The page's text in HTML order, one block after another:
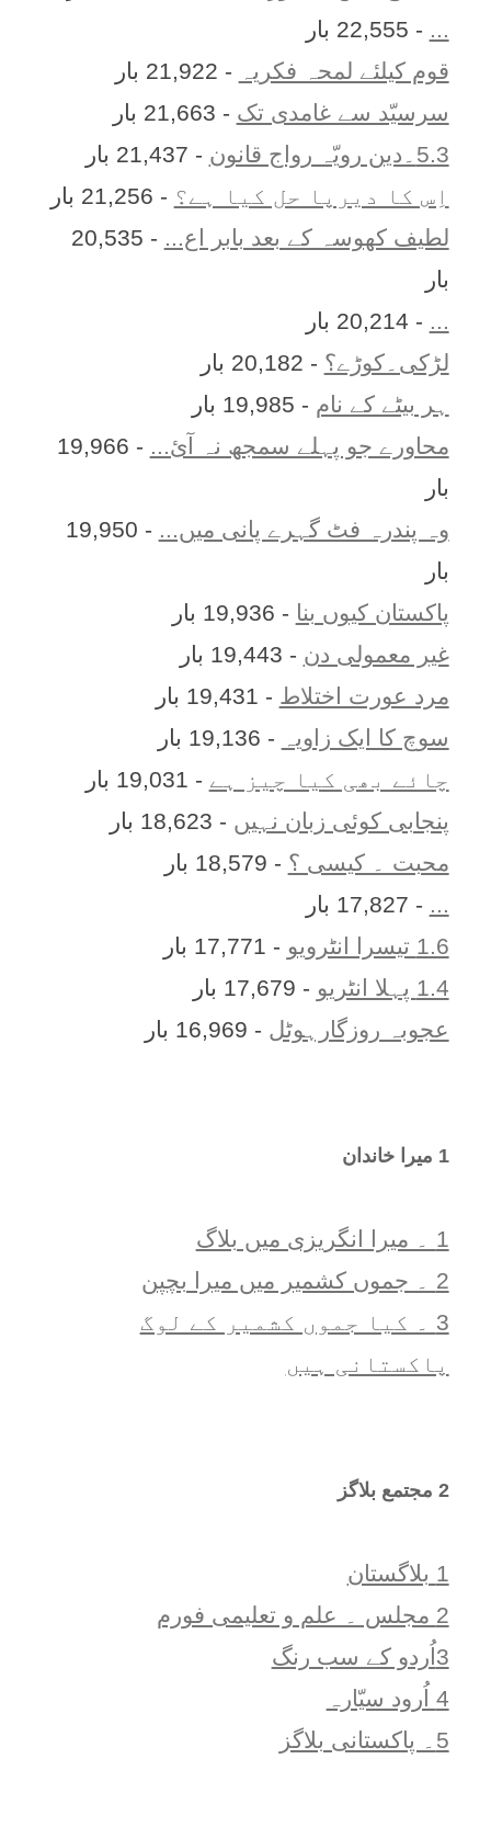
... - 22,555 بار
قوم کیلئے لمحہ فکریہ
- 21,922 بار
سرسیّد سے غامدی تک - 21,663 بار
5.3۔دین رویّہ رواج قانون
- 21,437 بار
اِس کا ديرپا حل کيا ہے؟ - 21,256 بار
لطیف کھوسہ کے بعد بابر اع...
- 20,535
بار
... - 20,214 بار
لڑکی۔کوڑے؟ - 20,182 بار
ہر بيٹے کے نام - 19,985 بار
محاورے جو پہلے سمجھ نہ آئ...
- 19,966
بار
وہ پندرہ فٹ گہرے پانی میں...
- 19,950
بار
پاکستان کیوں بنا - 19,936 بار
غیر معمولی دن - 19,443 بار
مرد عورت اختلاط - 19,431 بار
سوچ کا ایک زاویہ
- 19,136 بار
چائے بھی کیا چیز ہے - 19,031 بار
پنجابی کوئی زبان نہیں - 18,623 بار
محبت ۔ کیسی ؟ - 18,579 بار
... - 17,827 بار
1.6 تیسرا انٹرویو
- 17,771 بار
1.4 پہلا انٹریو
- 17,679 بار
عجوبہ روزگارہوٹل - 16,969 بار
1 ميرا خاندان
1 ۔ ميرا انگريزی ميں بلاگ
2 ۔ جموں کشمیر میں میرا بچپن
3 ۔ کیا جموں کشمیر کے لوگ
پاکستانی ہیں
2 مجتمع بلاگز
1 بلاگستان
2 مجلس ۔ علم و تعلیمی فورم
3اُردو کے سب رنگ
4 اُرود سیّارہ
5۔ پاکستانی بلاگز